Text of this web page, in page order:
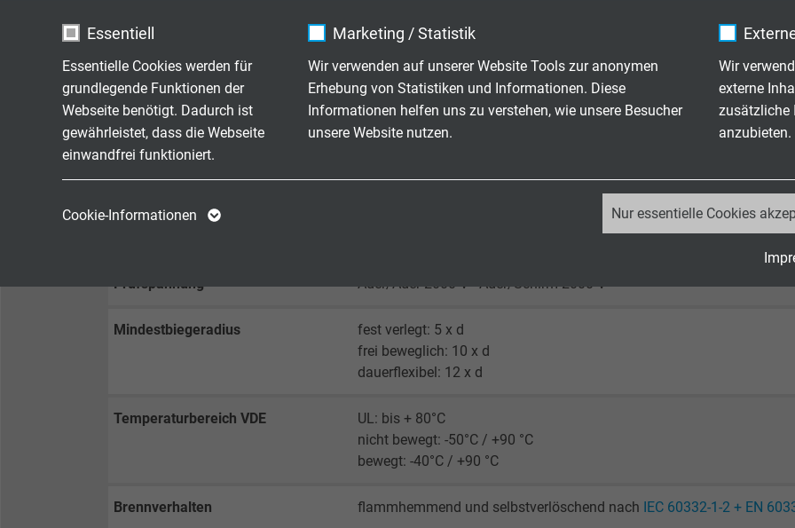
Essentiell
Essentielle Cookies werden für
grundlegende Funktionen der
Webseite benötigt. Dadurch ist
gewährleistet, dass die Webseite
einwandfrei funktioniert.
Enthält die
Marketing / Statistik
Wir verwenden auf unserer Website Tools zur anonymen
Erhebung von Statistiken und Informationen. Diese
Informationen helfen uns zu verstehen, wie unsere Besucher
unsere Website nutzen.
Zweck
Cookie von Google für Website-Analysen.
Erzeugt statistische Daten darüber, wie der
Besucher die Website nutzt.
_ga_JL6KH9WKZ9, Google Analytics
Anbieter Google LLC
Laufzeit 2 Jahre
Wir
externe
zusätzliche
anzubieten.
Cookie-Informationen Nur essentielle Cookies
Mantelfarbe schwarz (ähnlich RAL 9005)
TECHNISCHE DATEN
Prüfspannung Ader/Ader 2000 V · Ader/Schirm 2000 V
Mindestbiegeradius
fest verlegt: 5 x d
frei beweglich: 10 x d
dauerflexibel: 12 x d
Temperaturbereich VDE
UL: bis + 80°C
nicht bewegt: -50°C / +90 °C
bewegt: -40°C / +90 °C
Brennverhalten flammhemmend und selbstverlöschend nach IEC 60332-1-2 + EN